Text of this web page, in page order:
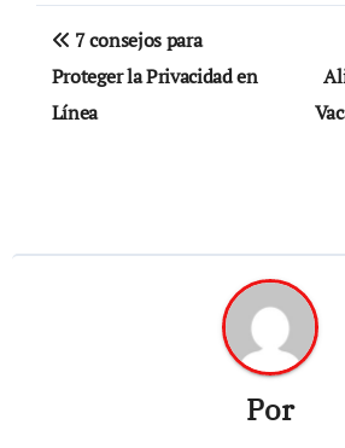
Navegación
de
entradas
7 consejos para
Proteger la Privacidad en
Línea
Por